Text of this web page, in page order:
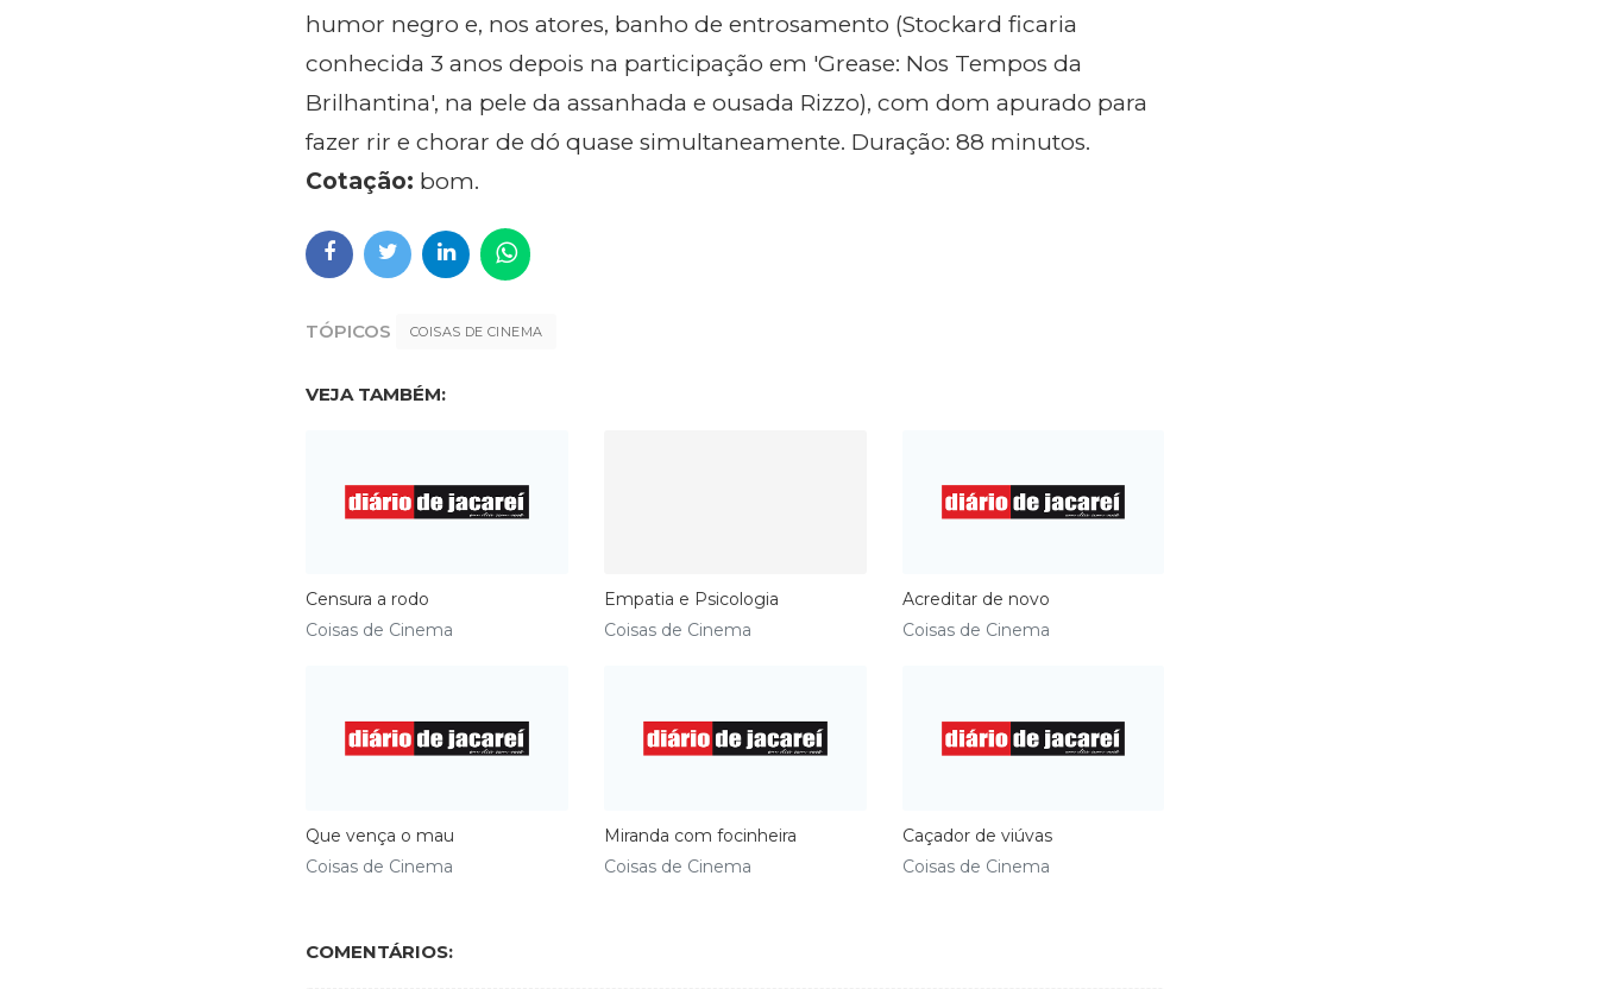
humor negro e, nos atores, banho de entrosamento (Stockard ficaria
conhecida 3 anos depois na participação em 'Grease: Nos Tempos da
Brilhantina', na pele da assanhada e ousada Rizzo), com dom apurado para
fazer rir e chorar de dó quase simultaneamente. Duração: 88 minutos.
Cotação: bom.
TÓPICOS COISAS DE CINEMA
VEJA TAMBÉM:
Censura a rodo
Coisas de Cinema
Empatia e Psicologia
Coisas de Cinema
Acreditar de novo
Coisas de Cinema
Que vença o mau
Coisas de Cinema
​Miranda com focinheira
Coisas de Cinema
Caçador de viúvas
Coisas de Cinema
COMENTÁRIOS: